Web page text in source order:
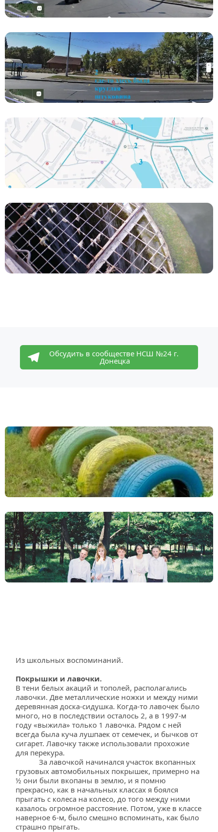
Обсудить в сообществе НСШ №24 г.
Донецка
Из школьных воспоминаний.
Покрышки и лавочки.
В тени белых акаций и тополей, располагались
лавочки. Две металлические ножки и между ними
деревянная доска-сидушка. Когда-то лавочек было
много, но в последствии осталось 2, а в 1997-м
году «выжила» только 1 лавочка. Рядом с ней
всегда была куча лушпаек от семечек, и бычков от
сигарет. Лавочку также использовали прохожие
для перекура.
грузовых автомобильных покрышек, примерно на
½ они были вкопаны в землю, и я помню
прекрасно, как в начальных классах я боялся
прыгать с колеса на колесо, до того между ними
казалось огромное расстояние. Потом, уже в классе
наверное 6-м, было смешно вспоминать, как было
страшно прыгать.